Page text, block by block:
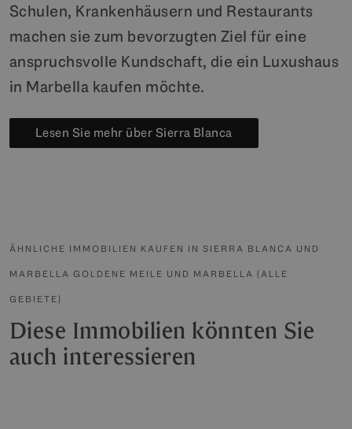
Schulen, Krankenhäusern und Restaurants
machen sie zum bevorzugten Ziel für eine
anspruchsvolle Kundschaft, die ein Luxushaus
in Marbella kaufen möchte.
Lesen Sie mehr über Sierra Blanca
ÄHNLICHE IMMOBILIEN KAUFEN IN SIERRA BLANCA UND
MARBELLA GOLDENE MEILE UND MARBELLA (ALLE
GEBIETE)
Diese Immobilien könnten Sie
auch interessieren